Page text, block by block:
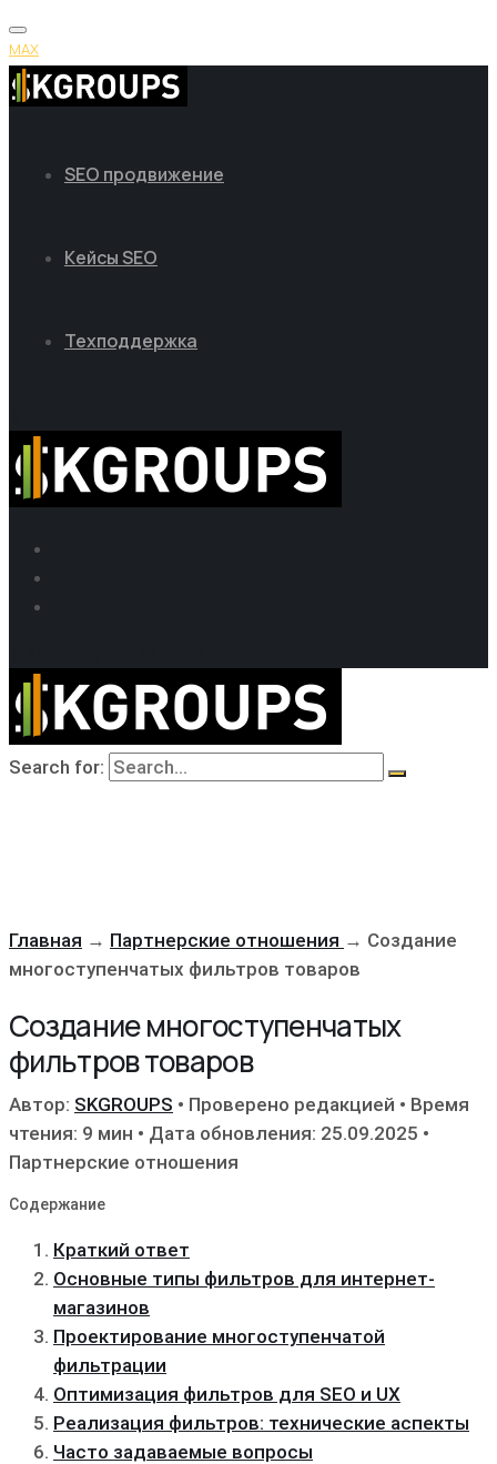
MAX
SEO продвижение
Кейсы SEO
Техподдержка
Search for:
Главная → Партнерские отношения → Создание
многоступенчатых фильтров товаров
Создание многоступенчатых
фильтров товаров
Автор: SKGROUPS • Проверено редакцией • Время
чтения: 9 мин • Дата обновления: 25.09.2025 •
Партнерские отношения
Содержание
Краткий ответ
Основные типы фильтров для интернет-
магазинов
Проектирование многоступенчатой
фильтрации
Оптимизация фильтров для SEO и UX
Реализация фильтров: технические аспекты
Часто задаваемые вопросы